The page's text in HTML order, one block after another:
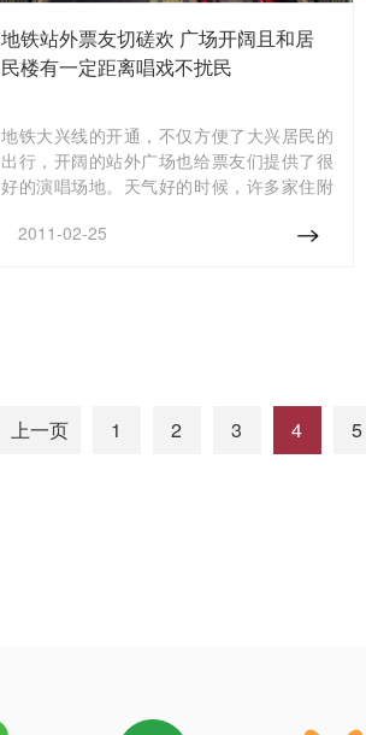
地铁站外票友切磋欢 广场开阔且和居
民楼有一定距离唱戏不扰民
地铁大兴线的开通，不仅方便了大兴居民的
出行，开阔的站外广场也给票友们提供了很
好的演唱场地。天气好的时候，许多家住附
2011-02-25
上一页 1 2 3 4 5